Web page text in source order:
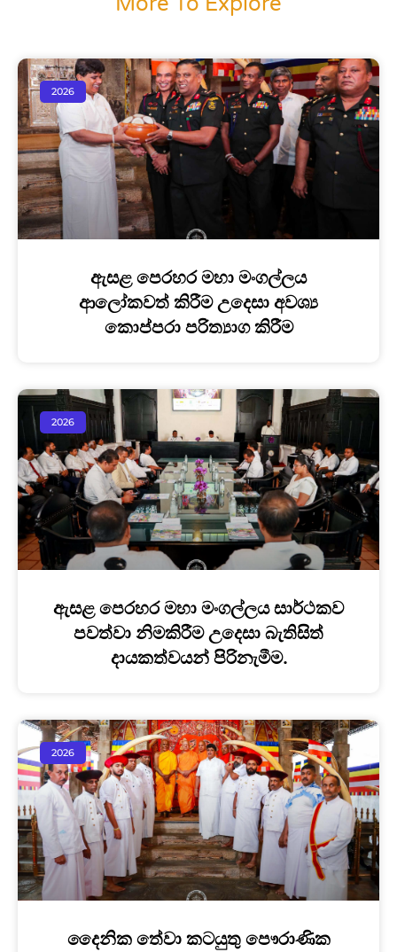
2026
ඇසළ පෙරහර මහා මංගල්ලය
ආලෝකවත් කිරීම උදෙසා අවශ්‍ය
කොප්පරා පරිත්‍යාග කිරීම
2026
ඇසළ පෙරහර මහා මංගල්ලය සාර්ථකව
පවත්වා නිමකිරීම උදෙසා බැතිසිත්
දායකත්වයන් පිරිනැමීම.
2026
දෛනික තේවා කටයුතු පෞරාණික